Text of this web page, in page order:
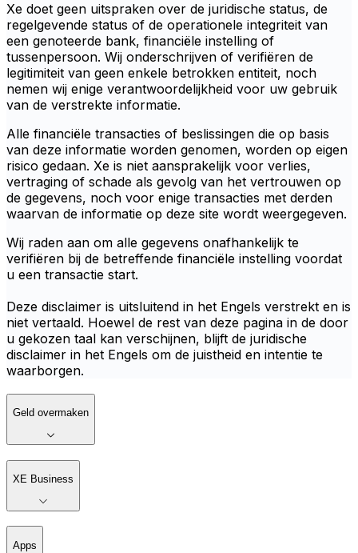
Xe doet geen uitspraken over de juridische status, de
regelgevende status of de operationele integriteit van
een genoteerde bank, financiële instelling of
tussenpersoon. Wij onderschrijven of verifiëren de
legitimiteit van geen enkele betrokken entiteit, noch
nemen wij enige verantwoordelijkheid voor uw gebruik
van de verstrekte informatie.
Alle financiële transacties of beslissingen die op basis
van deze informatie worden genomen, worden op eigen
risico gedaan. Xe is niet aansprakelijk voor verlies,
vertraging of schade als gevolg van het vertrouwen op
de gegevens, noch voor enige transacties met derden
waarvan de informatie op deze site wordt weergegeven.
Wij raden aan om alle gegevens onafhankelijk te
verifiëren bij de betreffende financiële instelling voordat
u een transactie start.
Deze disclaimer is uitsluitend in het Engels verstrekt en is
niet vertaald. Hoewel de rest van deze pagina in de door
u gekozen taal kan verschijnen, blijft de juridische
disclaimer in het Engels om de juistheid en intentie te
waarborgen.
Geld overmaken
XE Business
Apps